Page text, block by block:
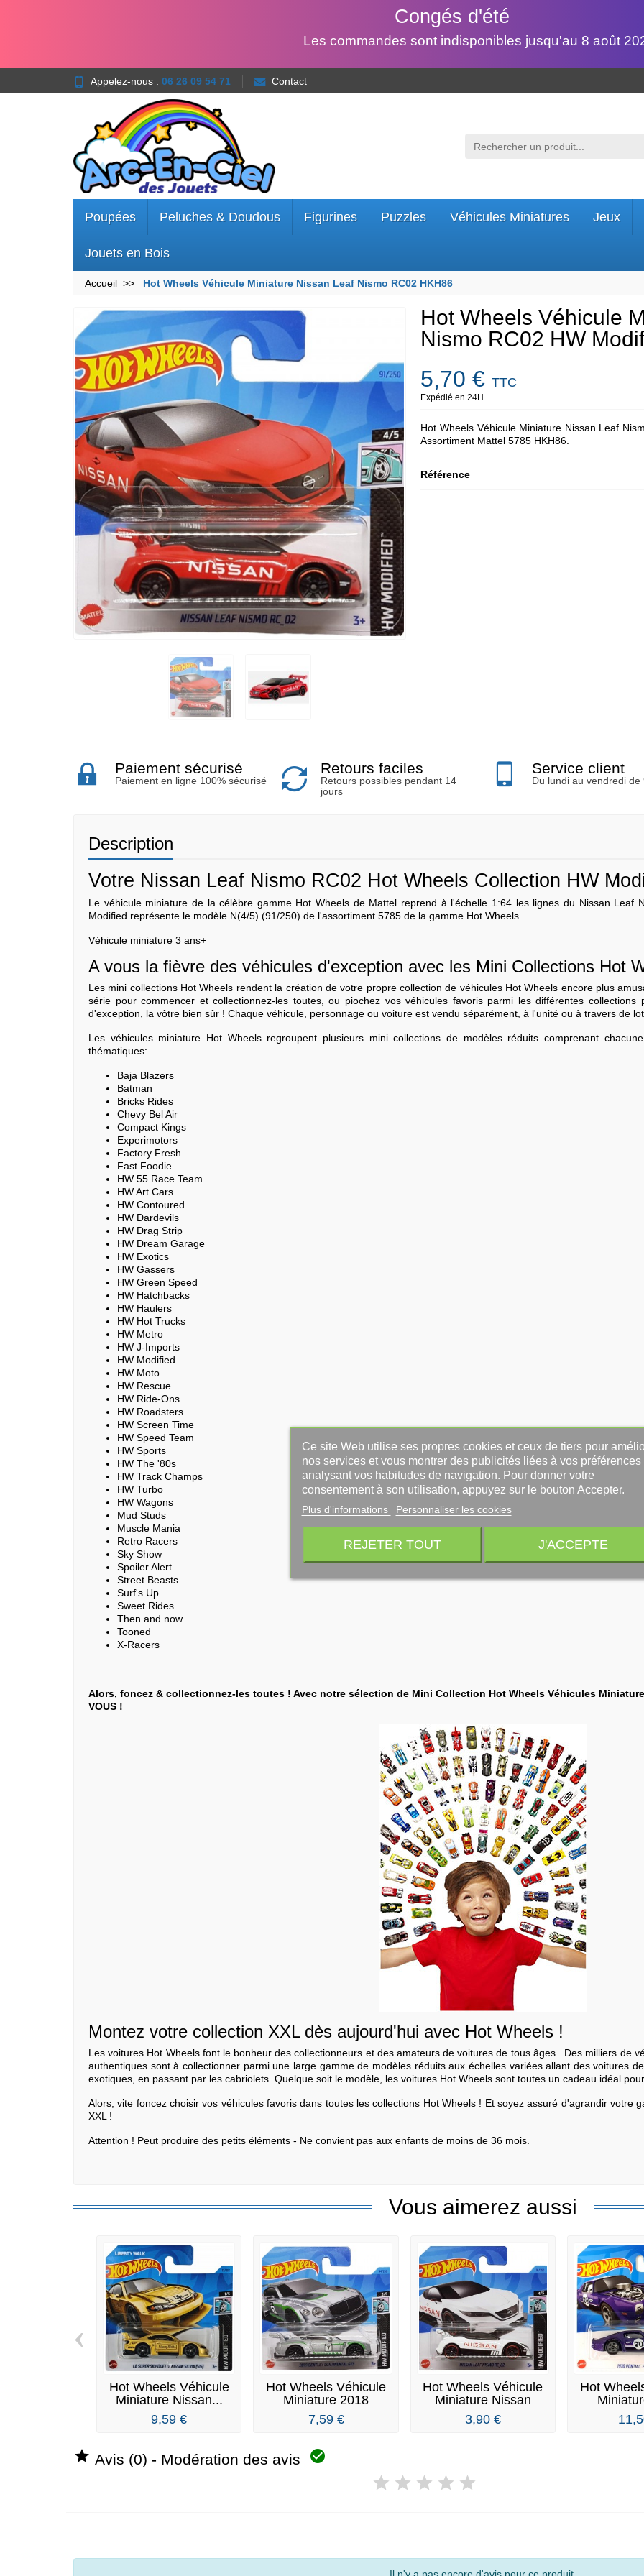
Congés d'été
Les commandes sont indisponibles jusqu'au 8 août
Appelez-nous : 06 26 09 54 71 Contact
Poupées Peluches & Doudous Figurines Puzzles Véhicules Miniatures Jeux
Jouets en Bois
Accueil Hot Wheels Véhicule Miniature Nissan Leaf Nismo RC02 HKH86
Hot Wheels Véhicule
Nismo RC02 HW
5,70 €TTC
Expédié en 24H.
Hot Wheels Véhicule Miniature Nissan Leaf
Assortiment Mattel 5785 HKH86.
Référence
Paiement sécurisé
Paiement en ligne 100% sécurisé
Retours faciles
Retours possibles pendant 14
jours
Service client
Du lundi au vendredi de
Description
Votre Nissan Leaf Nismo RC02 Hot Wheels Collection HW
Le véhicule miniature de la célèbre gamme Hot Wheels de Mattel reprend à l'échelle 1:64 les lignes du Nissan Leaf
Modified représente le modèle N(4/5) (91/250) de l'assortiment 5785 de la gamme Hot Wheels.
Véhicule miniature 3 ans+
A vous la fièvre des véhicules d'exception avec les Mini Collections Hot
Les mini collections Hot Wheels rendent la création de votre propre collection de véhicules Hot Wheels encore plus
série pour commencer et collectionnez-les toutes, ou piochez vos véhicules favoris parmi les différentes
d'exception, la vôtre bien sûr ! Chaque véhicule, personnage ou voiture est vendu séparément, à l'unité ou à travers de
Les véhicules miniature Hot Wheels regroupent plusieurs mini collections de modèles réduits comprenant
thématiques:
Baja Blazers
Batman
Bricks Rides
Chevy Bel Air
Compact Kings
Experimotors
Factory Fresh
Fast Foodie
HW 55 Race Team
HW Art Cars
HW Contoured
HW Dardevils
HW Drag Strip
HW Dream Garage
HW Exotics
HW Gassers
HW Green Speed
HW Hatchbacks
HW Haulers
HW Hot Trucks
HW Metro
HW J-Imports
HW Modified
HW Moto
HW Rescue
HW Ride-Ons
HW Roadsters
HW Screen Time
HW Speed Team
HW Sports
HW The '80s
HW Track Champs
HW Turbo
HW Wagons
Mud Studs
Muscle Mania
Retro Racers
Sky Show
Spoiler Alert
Street Beasts
Surf's Up
Sweet Rides
Then and now
Tooned
X-Racers
Alors, foncez & collectionnez-les toutes ! Avec notre sélection de Mini Collection Hot Wheels Véhicules
VOUS !
Montez votre collection XXL dès aujourd'hui avec Hot Wheels !
Les voitures Hot Wheels font le bonheur des collectionneurs et des amateurs de voitures de tous âges. Des milliers de
authentiques sont à collectionner parmi une large gamme de modèles réduits aux échelles variées allant des voitures
exotiques, en passant par les cabriolets. Quelque soit le modèle, les voitures Hot Wheels sont toutes un cadeau idéal
Alors, vite foncez choisir vos véhicules favoris dans toutes les collections Hot Wheels ! Et soyez assuré d'agrandir votre
XXL !
Attention ! Peut produire des petits éléments - Ne convient pas aux enfants de moins de 36 mois.
Vous aimerez aussi
Hot Wheels Véhicule
Miniature Nissan...
9,59 €
Hot Wheels Véhicule
Miniature 2018
Bentley...
7,59 €
Hot Wheels Véhicule
Miniature Nissan
Leaf...
3,90 €
Hot
‹
 Avis (0) - Modération des avis 
Ce site Web utilise ses propres cookies et ceux de tiers pour
nos services et vous montrer des publicités liées à vos préférences
analysant vos habitudes de navigation. Pour donner votre
consentement à son utilisation, appuyez sur le bouton Accepter.
Plus d'informations Personnaliser les cookies
REJETER TOUT J'ACCEPTE